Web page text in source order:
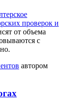
проверок и
от объема
с
автором